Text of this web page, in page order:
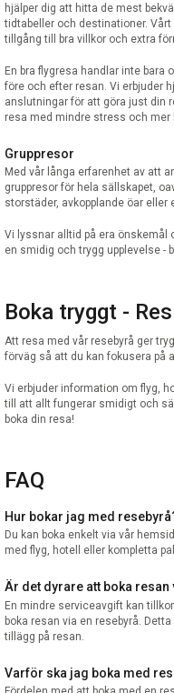
hjälper dig att hitta de mest
tidtabeller och destinationer.
tillgång till bra villkor och extra
En bra flygresa handlar inte bara
före och efter resan. Vi erbjuder
anslutningar för att göra just din
resa med mindre stress och mer
Gruppresor
Med vår långa erfarenhet av att
gruppresor för hela sällskapet,
storstäder, avkopplande öar eller
Vi lyssnar alltid på era önskemål
en smidig och trygg upplevelse -
Boka tryggt -
Att resa med vår resebyrå ger
förväg så att du kan fokusera på
Vi erbjuder information om flyg,
till att allt fungerar smidigt och
boka din resa!
FAQ
Hur bokar jag med
Du kan boka enkelt via vår
med flyg, hotell eller kompletta
Är det dyrare att boka resan
En mindre serviceavgift kan
boka resan via en resebyrå.
tillägg på resan.
Varför ska jag boka med